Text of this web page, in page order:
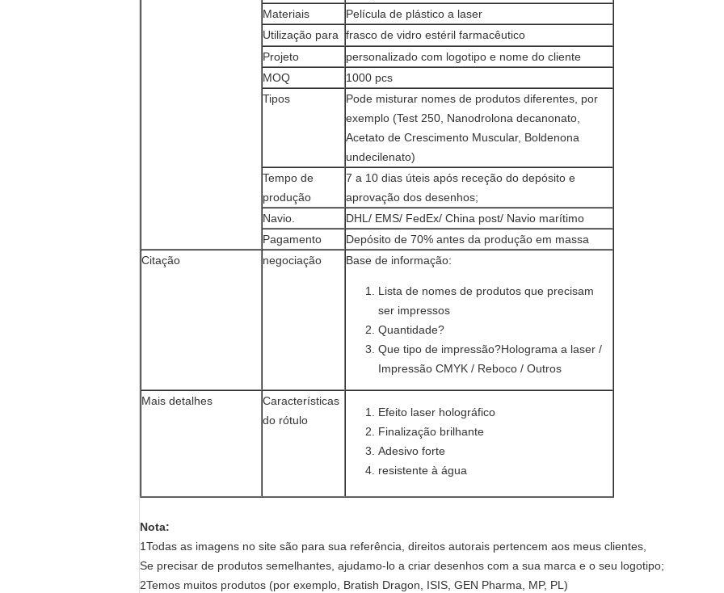
Materiais
Película de plástico a laser
Utilização para
frasco de vidro estéril farmacêutico
Projeto
personalizado com logotipo e nome do cliente
MOQ
1000 pcs
Tipos
Pode misturar nomes de produtos diferentes, por
exemplo (Test 250, Nanodrolona decanonato,
Acetato de Crescimento Muscular, Boldenona
undecilenato)
Tempo de
produção
7 a 10 dias úteis após receção do depósito e
aprovação dos desenhos;
Navio.
DHL/ EMS/ FedEx/ China post/ Navio marítimo
Pagamento
Depósito de 70% antes da produção em massa
Citação
negociação Base de informação:
Lista de nomes de produtos que precisam
ser impressos
Quantidade?
Que tipo de impressão?Holograma a laser /
Impressão CMYK / Reboco / Outros
Mais detalhes
Características
do rótulo
Efeito laser holográfico
Finalização brilhante
Adesivo forte
resistente à água
Nota:
1Todas as imagens no site são para sua referência, direitos autorais pertencem aos meus clientes,
Se precisar de produtos semelhantes, ajudamo-lo a criar desenhos com a sua marca e o seu logotipo;
2Temos muitos produtos (por exemplo, Bratish Dragon, ISIS, GEN Pharma, MP, PL)